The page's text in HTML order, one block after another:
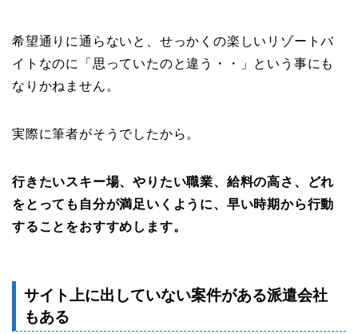
希望通りに通らないと、せっかくの楽しいリゾートバ
イトなのに「思っていたのと違う・・」という事にも
なりかねません。
実際に筆者がそうでしたから。
行きたいスキー場、やりたい職業、給料の高さ、どれ
をとっても自分が満足いくように、早い時期から行動
することをおすすめします。
サイト上に出していない案件がある派遣会社
もある